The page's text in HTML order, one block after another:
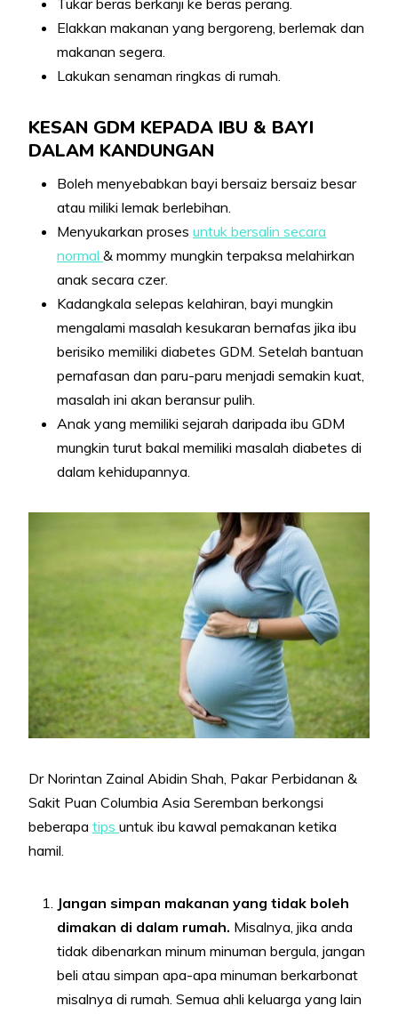
Elakkan makanan yang bergoreng, berlemak dan
makanan segera.
Lakukan senaman ringkas di rumah.
KESAN GDM KEPADA IBU & BAYI
DALAM KANDUNGAN
Boleh menyebabkan bayi bersaiz bersaiz besar
atau miliki lemak berlebihan.
Menyukarkan proses untuk bersalin secara
normal & mommy mungkin terpaksa melahirkan
anak secara czer.
Kadangkala selepas kelahiran, bayi mungkin
mengalami masalah kesukaran bernafas jika ibu
berisiko memiliki diabetes GDM. Setelah bantuan
pernafasan dan paru-paru menjadi semakin kuat,
masalah ini akan beransur pulih.
Anak yang memiliki sejarah daripada ibu GDM
mungkin turut bakal memiliki masalah diabetes di
dalam kehidupannya.
Dr Norintan Zainal Abidin Shah, Pakar Perbidanan &
Sakit Puan Columbia Asia Seremban berkongsi
beberapa tips untuk ibu kawal pemakanan ketika
hamil.
Jangan simpan makanan yang tidak boleh
dimakan di dalam rumah. Misalnya, jika anda
tidak dibenarkan minum minuman bergula, jangan
beli atau simpan apa-apa minuman berkarbonat
misalnya di rumah. Semua ahli keluarga yang lain